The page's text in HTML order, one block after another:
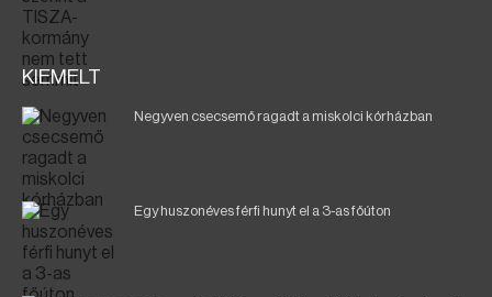
KIEMELT
Negyven csecsemő ragadt a miskolci kórházban
Egy huszonéves férfi hunyt el a 3-as főúton